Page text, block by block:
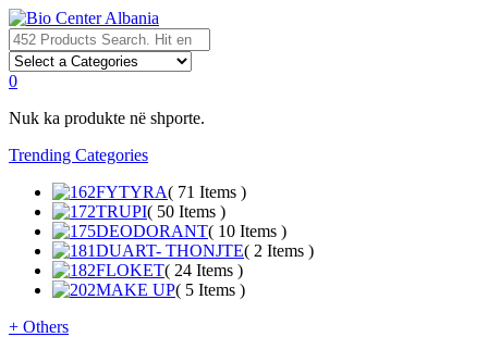
0
Nuk ka produkte në shporte.
Trending Categories
FYTYRA( 71 Items )
TRUPI( 50 Items )
DEODORANT( 10 Items )
DUART- THONJTE( 2 Items )
FLOKET( 24 Items )
MAKE UP( 5 Items )
+ Others